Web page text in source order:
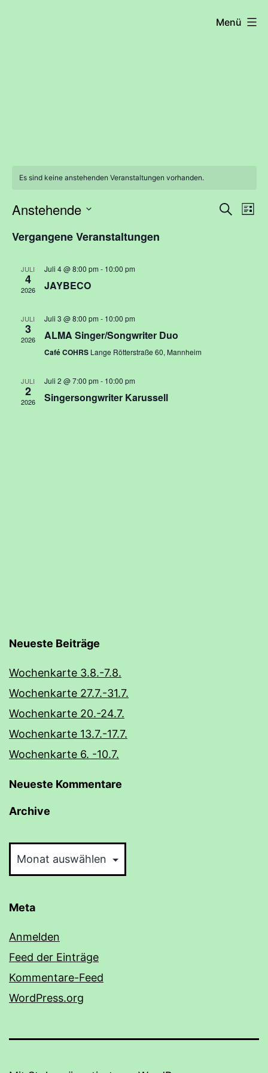
Menü
Es sind keine anstehenden Veranstaltungen vorhanden.
SucheListe
Anstehende
wählen.
Vergangene Veranstaltungen
JULI
4
2026
Juli 4 @ 8:00 pm - 10:00 pm
JAYBECO
JULI
3
2026
Juli 3 @ 8:00 pm - 10:00 pm
ALMA Singer/Songwriter Duo
Café COHRS Lange Rötterstraße 60, Mannheim
JULI
2
2026
Juli 2 @ 7:00 pm - 10:00 pm
Singersongwriter Karussell
Neueste Beiträge
Wochenkarte 3.8.-7.8.
Wochenkarte 27.7.-31.7.
Wochenkarte 20.-24.7.
Wochenkarte 13.7.-17.7.
Wochenkarte 6. -10.7.
Neueste Kommentare
Archive
Meta
Anmelden
Feed der Einträge
Kommentare-Feed
WordPress.org